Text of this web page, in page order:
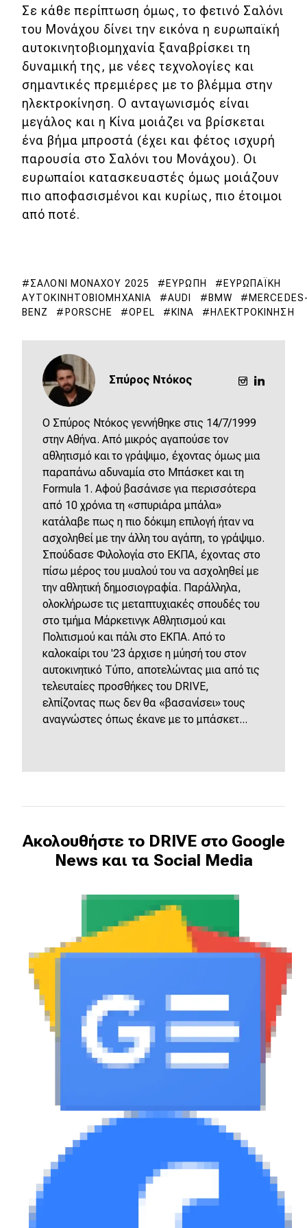
Σε κάθε περίπτωση όμως, το φετινό Σαλόνι
του Μονάχου δίνει την εικόνα η ευρωπαϊκή
αυτοκινητοβιομηχανία ξαναβρίσκει τη
δυναμική της, με νέες τεχνολογίες και
σημαντικές πρεμιέρες με το βλέμμα στην
ηλεκτροκίνηση. Ο ανταγωνισμός είναι
μεγάλος και η Κίνα μοιάζει να βρίσκεται
ένα βήμα μπροστά (έχει και φέτος ισχυρή
παρουσία στο Σαλόνι του Μονάχου). Οι
ευρωπαίοι κατασκευαστές όμως μοιάζουν
πιο αποφασισμένοι και κυρίως, πιο έτοιμοι
από ποτέ.
ΣΑΛΌΝΙ ΜΟΝΆΧΟΥ 2025 ΕΥΡΏΠΗ
ΕΥΡΩΠΑΪΚΉ
ΑΥΤΟΚΙΝΗΤΟΒΙΟΜΗΧΑΝΊΑ
AUDI BMW
BENZ
PORSCHE OPEL ΚΊΝΑ ΗΛΕΚΤΡΟΚΊΝΗΣΗ
Σπύρος Ντόκος
O Σπύρος Ντόκος γεννήθηκε στις 14/7/1999
στην Αθήνα. Από μικρός αγαπούσε τον
αθλητισμό και το γράψιμο, έχοντας όμως μια
παραπάνω αδυναμία στο Μπάσκετ και τη
Formula 1. Αφού βασάνισε για περισσότερα
από 10 χρόνια τη «σπυριάρα μπάλα»
κατάλαβε πως η πιο δόκιμη επιλογή ήταν να
ασχοληθεί με την άλλη του αγάπη, το γράψιμο.
Σπούδασε Φιλολογία στο ΕΚΠΑ, έχοντας στο
πίσω μέρος του μυαλού του να ασχοληθεί με
την αθλητική δημοσιογραφία. Παράλληλα,
ολοκλήρωσε τις μεταπτυχιακές σπουδές του
στο τμήμα Μάρκετινγκ Αθλητισμού και
Πολιτισμού και πάλι στο ΕΚΠΑ. Από το
καλοκαίρι του '23 άρχισε η μύησή του στον
αυτοκινητικό Τύπο, αποτελώντας μια από τις
τελευταίες προσθήκες του DRIVE,
ελπίζοντας πως δεν θα «βασανίσει» τους
αναγνώστες όπως έκανε με το μπάσκετ...
Ακολουθήστε το DRIVE στο Google
News και τα Social Media